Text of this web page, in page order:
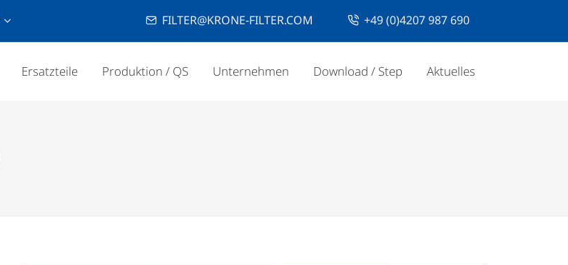
FILTER@KRONE-FILTER.COM +49 (0)4207 987 690
Ersatzteile Produktion / QS Unternehmen Download / Step Aktuelles